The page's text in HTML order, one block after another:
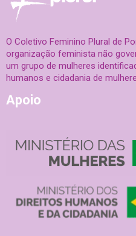
O Coletivo Feminino Plural de
organização feminista não
um grupo de mulheres
humanos e cidadania de
Apoio